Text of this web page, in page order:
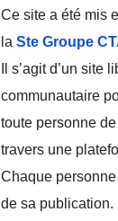
Ce site a été mis
la Ste Groupe
Il s’agit d’un site
communautaire
toute personne
travers une
Chaque
de sa publication.